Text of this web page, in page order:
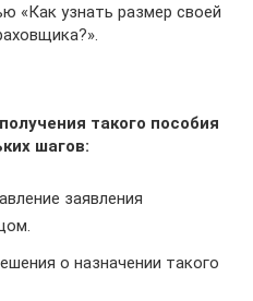
«Как узнать размер своей
такого пособия
шагов:
заявления
о назначении такого